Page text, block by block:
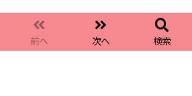
前へ 次へ 検索